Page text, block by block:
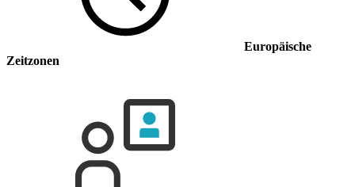
Europäische
Zeitzonen